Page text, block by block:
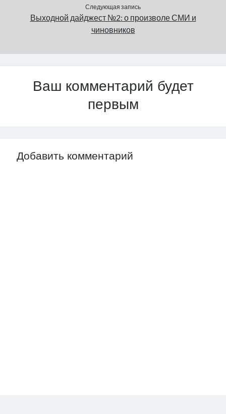
Следующая запись
Выходной дайджест №2: о произволе СМИ и
чиновников
Ваш комментарий будет
первым
Добавить комментарий